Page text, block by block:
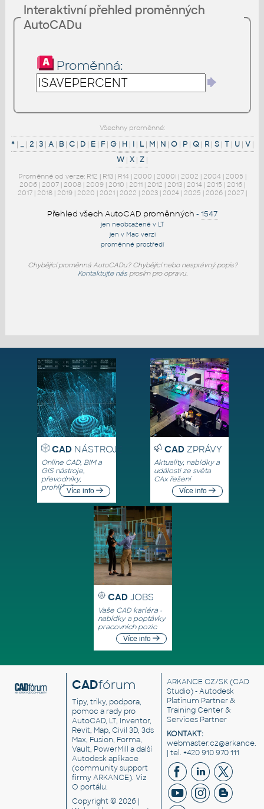
Interaktivní přehled proměnných
AutoCADu
Proměnná:
Všechny proměnné:
*| _| 2| 3| A| B| C| D| E| F| G| H | I| L| M| N| O| P| Q| R| S| T| U| V|
W | X | Z |
Proměnné od verze: R12 | R13 | R14 | 2000 | 2000i | 2002 | 2004 | 2005 |
2006 | 2007 | 2008 | 2009 | 2010 | 2011 | 2012 | 2013 | 2014 | 2015 | 2016 |
2017 | 2018 | 2019 | 2020 | 2021 | 2022 | 2023 | 2024 | 2025 | 2026 | 2027 |
Přehled všech AutoCAD proměnných - 1547
jen neobsažené v LT
jen v Mac verzi
proměnné prostředí
Chybějící proměnná AutoCADu? Chybějící nebo nesprávný popis?
Kontaktujte násprosím pro opravu.
CADNÁSTROJE
Online CAD, BIM a
GIS nástroje,
převodníky,
prohlížečeVíce info
CADZPRÁVY
Aktuality, nabídky a
události ze světa
CAx řešení
Více info
CAD JOBS
Vaše CAD kariéra -
nabídky a poptávky
pracovních pozic
Více info
CADfórum
Tipy, triky, podpora,
pomoc a rady pro
AutoCAD, LT, Inventor,
Revit, Map, Civil 3D, 3ds
Max, Fusion, Forma,
Vault, PowerMill a další
Autodesk aplikace
(community support
firmy ARKANCE). Viz
O portálu.
Copyright © 2026 |
ARKANCE CZ/SK(CAD
Studio) - Autodesk
Platinum Partner &
Training Center &
Services Partner
KONTAKT:
| tel. +420 910 970 111